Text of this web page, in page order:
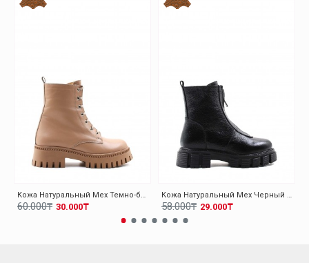
Кожа Натуральный Мех Темно-бежевый Женская Высокой Подошве Ботинки 010KZA8370
30.000₸
60.000₸
Кожа Натуральный Мех Черный Женская Высокой Подошве Ботинки 010KZA8498
29.000₸
58.000₸